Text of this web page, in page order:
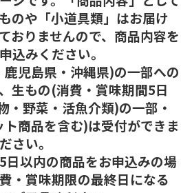
のや「小道具類」はお届け
おりませんので、商品内容を
込みください。
児島県・沖縄県)の一部への
生もの(消費・賞味期間5日
・野菜・活魚介類)の一部・
商品を含む)は受付ができま
さい。
以内の商品をお申込みの場
・賞味期限の最終日になる